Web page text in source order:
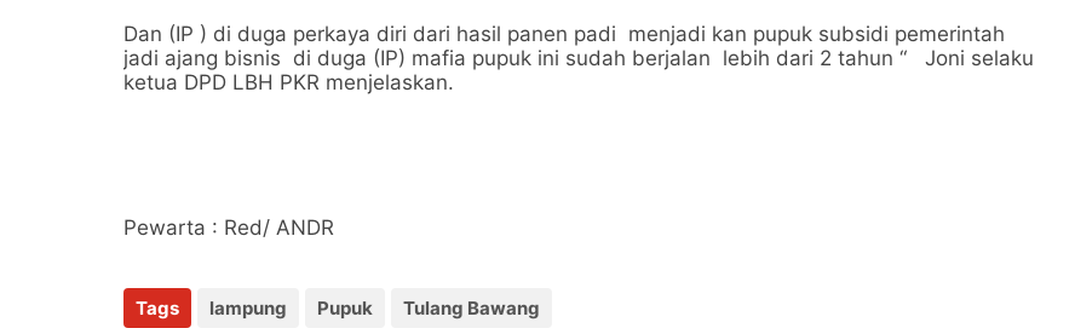
Dan (IP ) di duga perkaya diri dari hasil panen padi menjadi kan pupuk subsidi pemerintah
jadi ajang bisnis di duga (IP) mafia pupuk ini sudah berjalan lebih dari 2 tahun “ Joni selaku
ketua DPD LBH PKR menjelaskan.
Pewarta : Red/ ANDR
Tags lampung Pupuk Tulang Bawang